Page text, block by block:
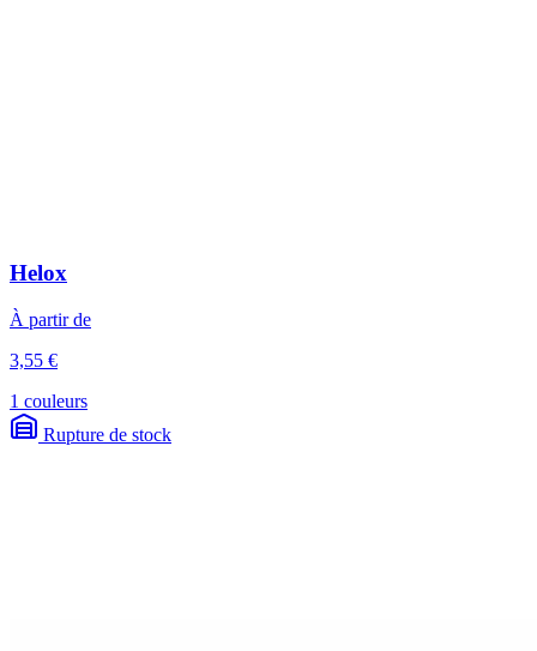
Helox
À partir de
3,55 €
1 couleurs
Rupture de stock